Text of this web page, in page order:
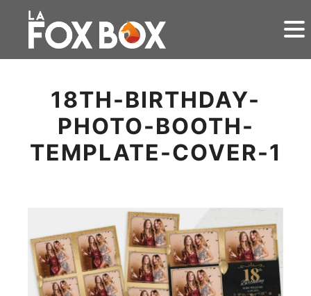
18TH-BIRTHDAY-
PHOTO-BOOTH-
TEMPLATE-COVER-1